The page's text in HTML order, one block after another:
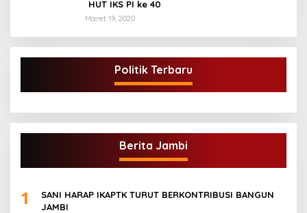
HUT IKS PI ke 40
Maret 19, 2020
Politik Terbaru
Berita Jambi
1
SANI HARAP IKAPTK TURUT BERKONTRIBUSI BANGUN
JAMBI